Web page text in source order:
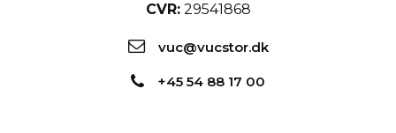
CVR:29541868
vuc@vucstor.dk
+45 54 88 17 00